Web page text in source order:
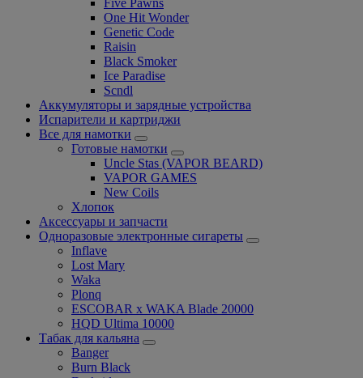
Five Pawns
One Hit Wonder
Genetic Code
Raisin
Black Smoker
Ice Paradise
Scndl
Аккумуляторы и зарядные устройства
Испарители и картриджи
Все для намотки
Готовые намотки
Uncle Stas (VAPOR BEARD)
VAPOR GAMES
New Coils
Хлопок
Аксессуары и запчасти
Одноразовые электронные сигареты
Inflave
Lost Mary
Waka
Plonq
ESCOBAR x WAKA Blade 20000
HQD Ultima 10000
Табак для кальяна
Banger
Burn Black